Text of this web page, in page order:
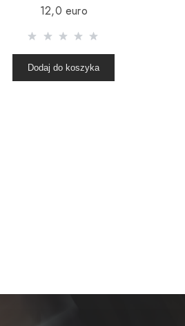
12,0 euro
Dodaj do koszyka